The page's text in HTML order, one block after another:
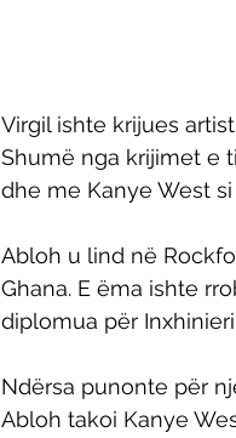
Virgil ishte krijues
Shumë nga krijimet e
dhe me Kanye West
Abloh u lind në
Ghana. E ëma ishte
diplomua për
Ndërsa punonte për
Abloh takoi Kanye